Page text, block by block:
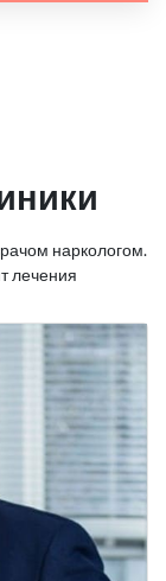
наркологом.
лечения